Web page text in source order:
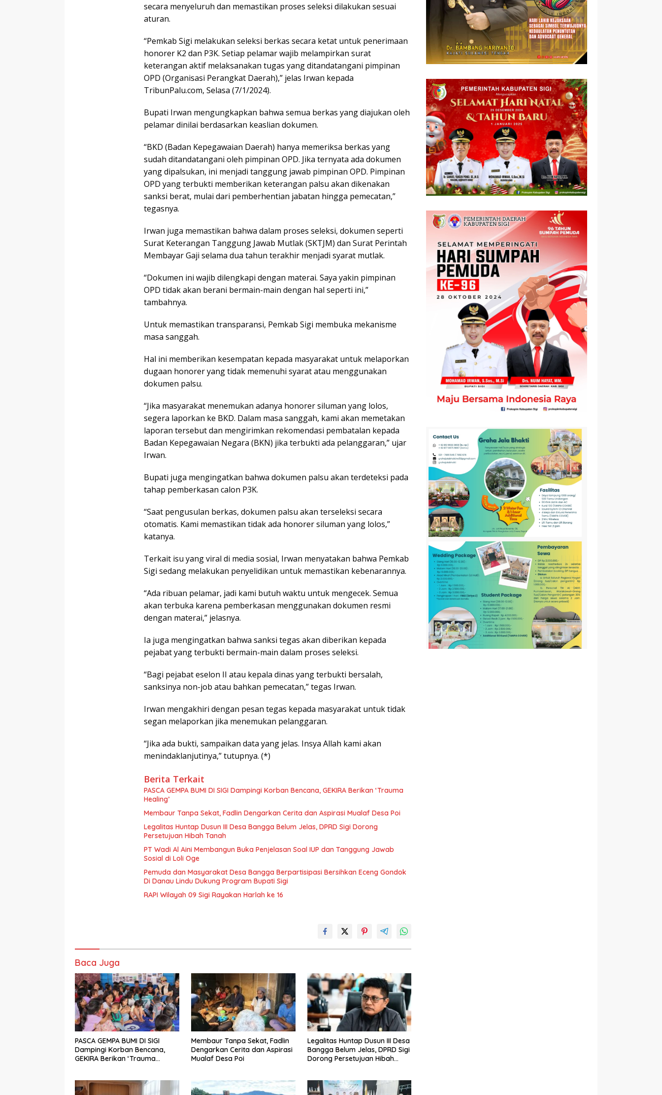
secara menyeluruh dan memastikan proses seleksi dilakukan sesuai
aturan.
“Pemkab Sigi melakukan seleksi berkas secara ketat untuk penerimaan
honorer K2 dan P3K. Setiap pelamar wajib melampirkan surat
keterangan aktif melaksanakan tugas yang ditandatangani pimpinan
OPD (Organisasi Perangkat Daerah),” jelas Irwan kepada
TribunPalu.com, Selasa (7/1/2024).
Bupati Irwan mengungkapkan bahwa semua berkas yang diajukan oleh
pelamar dinilai berdasarkan keaslian dokumen.
“BKD (Badan Kepegawaian Daerah) hanya memeriksa berkas yang
sudah ditandatangani oleh pimpinan OPD. Jika ternyata ada dokumen
yang dipalsukan, ini menjadi tanggung jawab pimpinan OPD. Pimpinan
OPD yang terbukti memberikan keterangan palsu akan dikenakan
sanksi berat, mulai dari pemberhentian jabatan hingga pemecatan,”
tegasnya.
Irwan juga memastikan bahwa dalam proses seleksi, dokumen seperti
Surat Keterangan Tanggung Jawab Mutlak (SKTJM) dan Surat Perintah
Membayar Gaji selama dua tahun terakhir menjadi syarat mutlak.
“Dokumen ini wajib dilengkapi dengan materai. Saya yakin pimpinan
OPD tidak akan berani bermain-main dengan hal seperti ini,”
tambahnya.
Untuk memastikan transparansi, Pemkab Sigi membuka mekanisme
masa sanggah.
Hal ini memberikan kesempatan kepada masyarakat untuk melaporkan
dugaan honorer yang tidak memenuhi syarat atau menggunakan
dokumen palsu.
“Jika masyarakat menemukan adanya honorer siluman yang lolos,
segera laporkan ke BKD. Dalam masa sanggah, kami akan memetakan
laporan tersebut dan mengirimkan rekomendasi pembatalan kepada
Badan Kepegawaian Negara (BKN) jika terbukti ada pelanggaran,” ujar
Irwan.
Bupati juga mengingatkan bahwa dokumen palsu akan terdeteksi pada
tahap pemberkasan calon P3K.
“Saat pengusulan berkas, dokumen palsu akan terseleksi secara
otomatis. Kami memastikan tidak ada honorer siluman yang lolos,”
katanya.
Terkait isu yang viral di media sosial, Irwan menyatakan bahwa Pemkab
Sigi sedang melakukan penyelidikan untuk memastikan kebenarannya.
“Ada ribuan pelamar, jadi kami butuh waktu untuk mengecek. Semua
akan terbuka karena pemberkasan menggunakan dokumen resmi
dengan materai,” jelasnya.
Ia juga mengingatkan bahwa sanksi tegas akan diberikan kepada
pejabat yang terbukti bermain-main dalam proses seleksi.
“Bagi pejabat eselon II atau kepala dinas yang terbukti bersalah,
sanksinya non-job atau bahkan pemecatan,” tegas Irwan.
Irwan mengakhiri dengan pesan tegas kepada masyarakat untuk tidak
segan melaporkan jika menemukan pelanggaran.
“Jika ada bukti, sampaikan data yang jelas. Insya Allah kami akan
menindaklanjutinya,” tutupnya. (*)
Berita Terkait
PASCA GEMPA BUMI DI SIGI Dampingi Korban Bencana, GEKIRA Berikan ‘Trauma
Healing’
Membaur Tanpa Sekat, Fadlin Dengarkan Cerita dan Aspirasi Mualaf Desa Poi
Legalitas Huntap Dusun III Desa Bangga Belum Jelas, DPRD Sigi Dorong
Persetujuan Hibah Tanah
PT Wadi Al Aini Membangun Buka Penjelasan Soal IUP dan Tanggung Jawab
Sosial di Loli Oge
Pemuda dan Masyarakat Desa Bangga Berpartisipasi Bersihkan Eceng Gondok
Di Danau Lindu Dukung Program Bupati Sigi
RAPI Wilayah 09 Sigi Rayakan Harlah ke 16
Baca Juga
PASCA GEMPA BUMI DI SIGI
Dampingi Korban Bencana,
GEKIRA Berikan ‘Trauma
Membaur Tanpa Sekat, Fadlin
Dengarkan Cerita dan Aspirasi
Mualaf Desa Poi
Legalitas Huntap Dusun III Desa
Bangga Belum Jelas, DPRD Sigi
Dorong Persetujuan Hibah